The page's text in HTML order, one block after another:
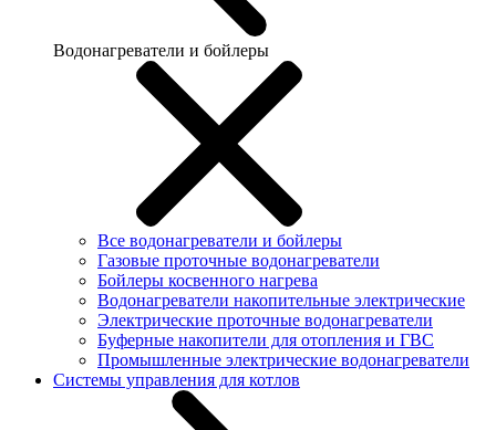
Водонагреватели и бойлеры
Все водонагреватели и бойлеры
Газовые проточные водонагреватели
Бойлеры косвенного нагрева
Водонагреватели накопительные электрические
Электрические проточные водонагреватели
Буферные накопители для отопления и ГВС
Промышленные электрические водонагреватели
Системы управления для котлов